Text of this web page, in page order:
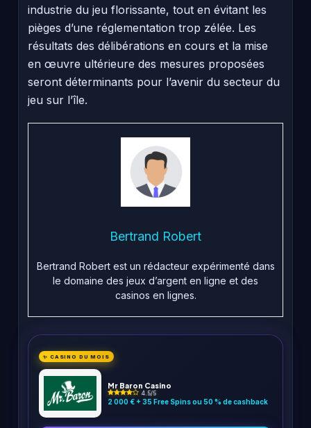
industrie du jeu florissante, tout en évitant les
pièges d’une réglementation trop zélée. Les
résultats des délibérations en cours et la mise
en œuvre ultérieure des mesures proposées
seront déterminants pour l’avenir du secteur du
jeu sur l’île.
Bertrand Robert
Bertrand Robert est un rédacteur expérimenté dans
le domaine des jeux d’argent en ligne et des
casinos en lignes.
✨ CASINO DU MOIS
Mr Baron Casino
4.5/5
2 000 € + 35 Free Spins ou 50 % de cashback